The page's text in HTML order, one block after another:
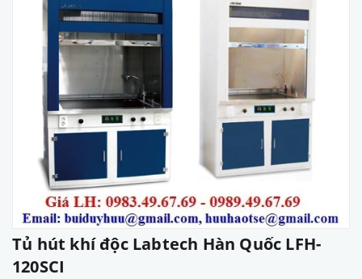
Tủ hút khí độc Labtech Hàn Quốc LFH-
120SCI